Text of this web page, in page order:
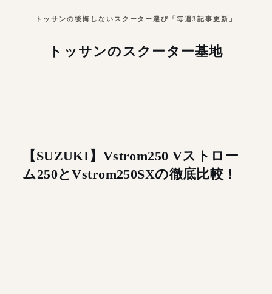
トッサンの後悔しないスクーター選び「毎週3記事更新」
トッサンのスクーター基地
【SUZUKI】Vstrom250 Vストロー
ム250とVstrom250SXの徹底比較！